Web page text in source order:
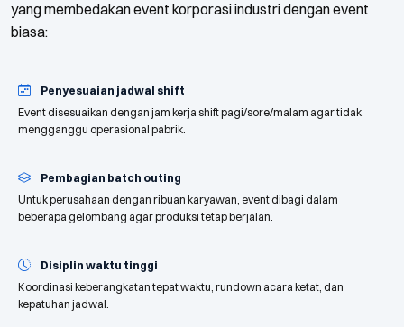
yang membedakan event korporasi industri dengan event
biasa:
Penyesuaian jadwal shift
Event disesuaikan dengan jam kerja shift pagi/sore/malam agar tidak
mengganggu operasional pabrik.
Pembagian batch outing
Untuk perusahaan dengan ribuan karyawan, event dibagi dalam
beberapa gelombang agar produksi tetap berjalan.
Disiplin waktu tinggi
Koordinasi keberangkatan tepat waktu, rundown acara ketat, dan
kepatuhan jadwal.